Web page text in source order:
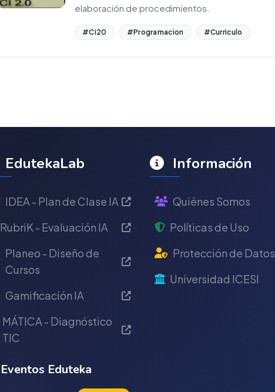
elaboración de procedimientos.
#Ci20 #Programacion #Curriculo
EdutekaLab
IDEA - Plan de Clase IA
RubriK - Evaluación IA
Planeo - Diseño de
Cursos
Gamificación IA
MÁTICA - Diagnóstico
TIC
Eventos Eduteka
Información
Quiénes Somos
Políticas de Uso
Protección de Datos
Universidad ICESI